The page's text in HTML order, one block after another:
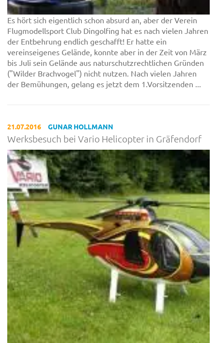
Es hört sich eigentlich schon absurd an, aber der Verein
Flugmodellsport Club Dingolfing hat es nach vielen Jahren
der Entbehrung endlich geschafft! Er hatte ein
vereinseigenes Gelände, konnte aber in der Zeit von März
bis Juli sein Gelände aus naturschutzrechtlichen Gründen
("Wilder Brachvogel") nicht nutzen. Nach vielen Jahren
der Bemühungen, gelang es jetzt dem 1.Vorsitzenden ...
21.07.2016 GUNAR HOLLMANN
Werksbesuch bei Vario Helicopter in Gräfendorf